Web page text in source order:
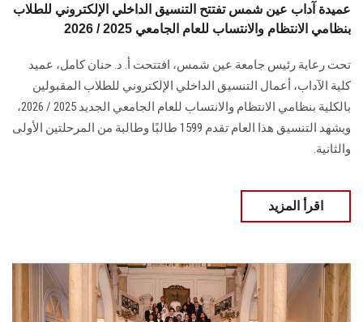
عميدة آداب عين شمس تفتتح التنسيق الداخلي الإلكتروني للطلاب
بنظامي الانتظام والانتساب للعام الجامعي 2025 / 2026
تحت رعاية رئيس جامعة عين شمس، افتتحت أ. د. حنان كامل، عميد
كلية الآداب، أعمال التنسيق الداخلي الإلكتروني للطلاب المقبولين
بالكلية بنظامي الانتظام والانتساب للعام الجامعي الجديد 2025 / 2026،
ويشهد التنسيق هذا العام تقدم 1599 طالبًا وطالبة من المرحلتين الأولى
والثانية.
اقرأ المزيد